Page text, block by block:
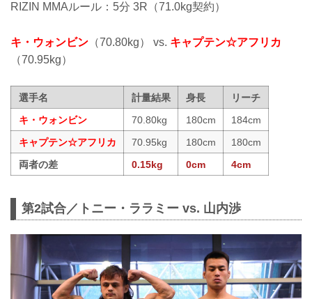
RIZIN MMAルール：5分 3R（71.0kg契約）
キ・ウォンビン （70.80kg） vs. キャプテン☆アフリカ
（70.95kg）
選手名 計量結果 身長
リーチ
キ・ウォンビン
70.80kg 180cm
184cm
キャプテン☆アフリカ
70.95kg 180cm
180cm
両者の差
0.15kg 0cm 4cm
第2試合／トニー・ララミー vs. 山内渉